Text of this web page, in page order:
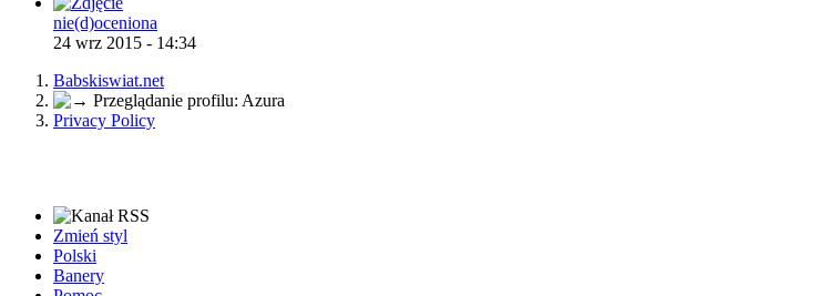
nie(d)oceniona
24 wrz 2015 - 14:34
Babskiswiat.net
Przeglądanie profilu: Azura
Privacy Policy
Zmień styl
Polski
Banery